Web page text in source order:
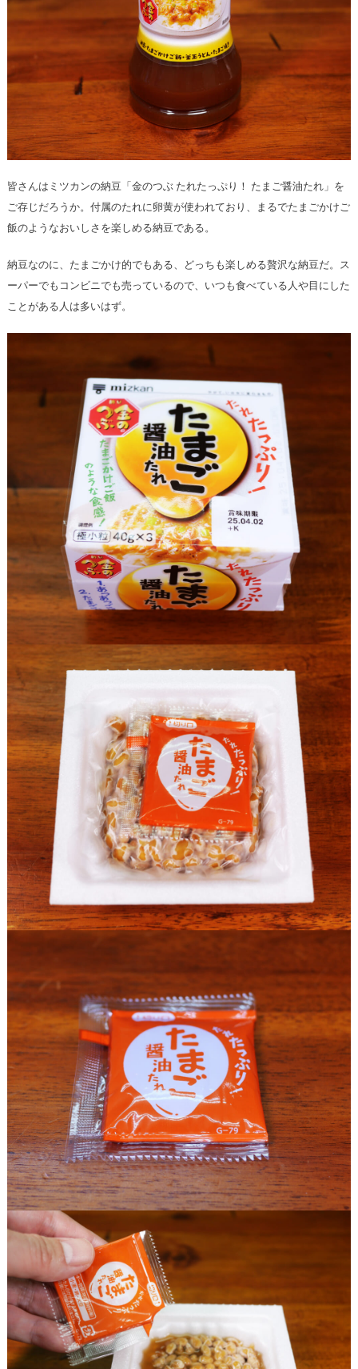
皆さんはミツカンの納豆「金のつぶ たれたっぷり！ たまご醤油たれ」を
ご存じだろうか。付属のたれに卵黄が使われており、まるでたまごかけご
飯のようなおいしさを楽しめる納豆である。
納豆なのに、たまごかけ的でもある、どっちも楽しめる贅沢な納豆だ。ス
ーパーでもコンビニでも売っているので、いつも食べている人や目にした
ことがある人は多いはず。